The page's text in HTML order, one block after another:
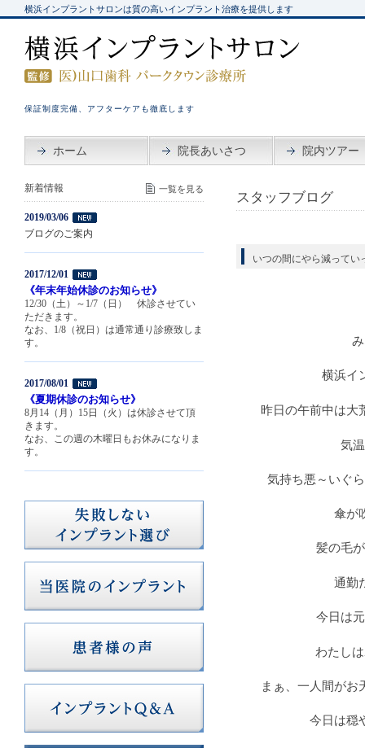
横浜インプラントサロンは質の高いインプラント治療を提供します
保証制度完備、アフターケアも徹底します
ホーム 院長あいさつ 院内ツアー
スタッフブログ
いつの間にやら減ってい
横浜イ
昨日の午前中は大
気
気持ち悪～いぐ
傘が
髪の毛
通勤
今日は
わたし
まぁ、一人間がお
今日は穏
新着情報 一覧を見る
2019/03/06
ブログのご案内
2017/12/01
《年末年始休診のお知らせ》
12/30（土）～1/7（日） 休診させてい
ただきます。
なお、1/8（祝日）は通常通り診療致しま
す。
2017/08/01
《夏期休診のお知らせ》
8月14（月）15日（火）は休診させて頂
きます。
なお、この週の木曜日もお休みになりま
す。